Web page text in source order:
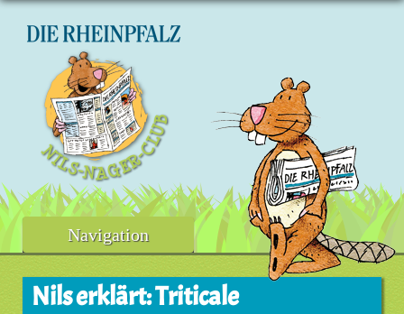
Skip
Navigation
Nils erklärt: Triticale